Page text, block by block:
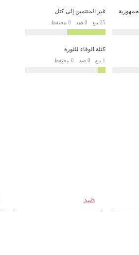
غير المنتمين إلى كتل
25 مع 0 ضد 0 محتفظ
كتلة الوفاء للثورة
1 مع 0 ضد 0 محتفظ
ضد